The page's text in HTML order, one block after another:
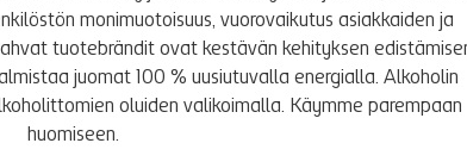
monimuotoisuus, vuorovaikutus asiakkaiden ja
tuotebrändit ovat kestävän kehityksen
juomat 100 % uusiutuvalla energialla. Alkoholin
oluiden valikoimalla. Käymme parempaan
huomiseen.